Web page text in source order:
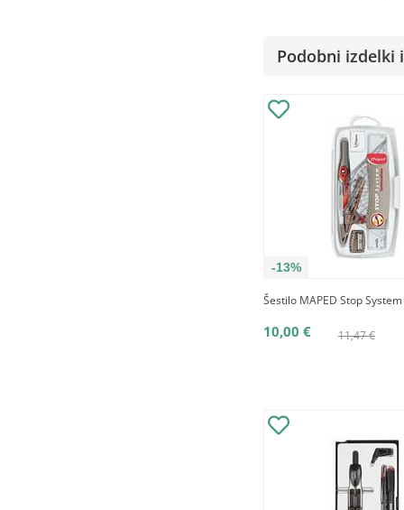
Podobni izdelki
-13%
Šestilo MAPED Stop
11,47 €
10,00 €